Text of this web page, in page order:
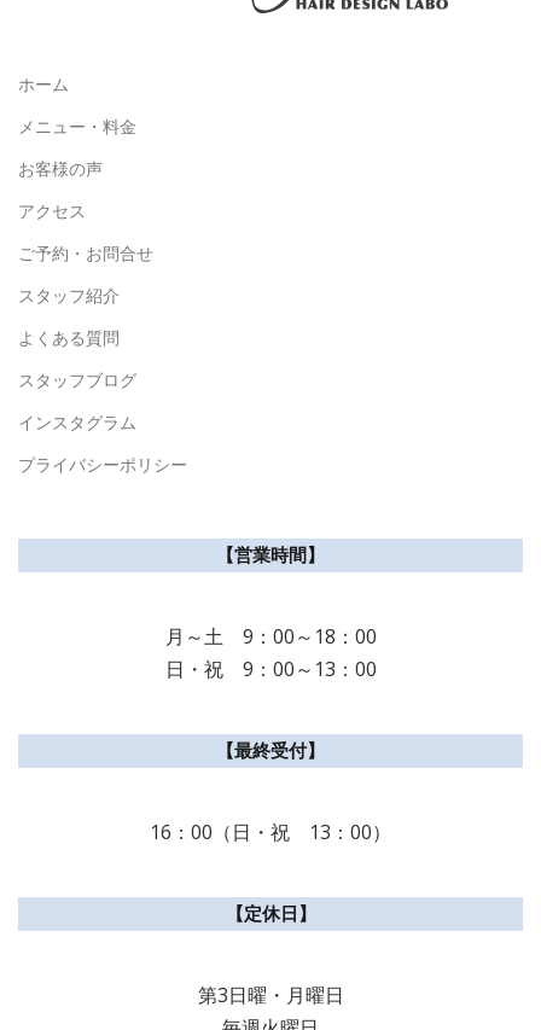
ホーム
メニュー・料金
お客様の声
アクセス
ご予約・お問合せ
スタッフ紹介
よくある質問
スタッフブログ
インスタグラム
プライバシーポリシー
【営業時間】
月～土 9：00～18：00
日・祝 9：00～13：00
【最終受付】
16：00（日・祝 13：00）
【定休日】
第3日曜・月曜日